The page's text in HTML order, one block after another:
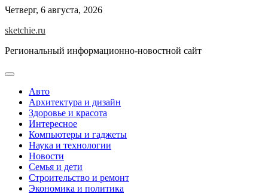
Skip
content
Четверг, 6 августа, 2026
sketchie.ru
Региональный информационно-новостной сайт
Авто
Архитектура и дизайн
Здоровье и красота
Интересное
Компьютеры и гаджеты
Наука и технологии
Новости
Семья и дети
Строительство и ремонт
Экономика и политика